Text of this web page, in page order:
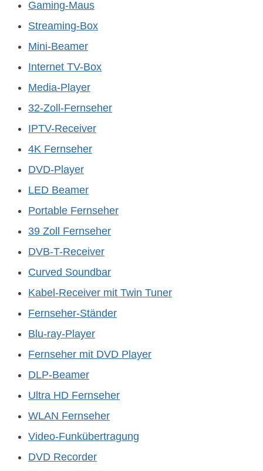
Gaming-Maus
Streaming-Box
Mini-Beamer
Internet TV-Box
Media-Player
32-Zoll-Fernseher
IPTV-Receiver
4K Fernseher
DVD-Player
LED Beamer
Portable Fernseher
39 Zoll Fernseher
DVB-T-Receiver
Curved Soundbar
Kabel-Receiver mit Twin Tuner
Fernseher-Ständer
Blu-ray-Player
Fernseher mit DVD Player
DLP-Beamer
Ultra HD Fernseher
WLAN Fernseher
Video-Funkübertragung
DVD Recorder